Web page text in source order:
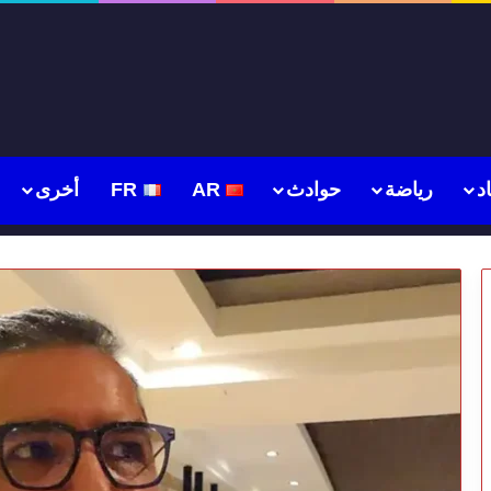
رياضة حوادث AR
FR أخرى